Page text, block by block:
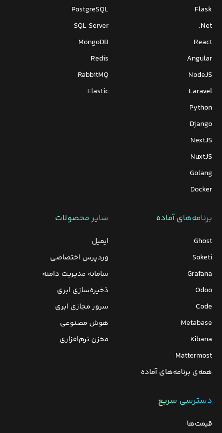
Flask
Net.
React
Angular
NodeJS
Laravel
Python
Django
NextJS
NuxtJS
Golang
Docker
PostgreSQL
SQL Server
MongoDB
Redis
RabbitMQ
Elastic
برنامه‌های‌ آماده
Ghost
Soketi
Grafana
Odoo
Code
Metabase
Kibana
Mattermost
همه‌ی برنامه‌های آماده
سایر محصولات
ایمیل
وردپرس‌ اختصاصی
سامانه مدیریت دامنه
ذخیره‌سازی ابری
سرور مجازی ابری
هوش مصنوعی
مخزن نرم‌افزاری
دسترسی سریع
قیمت‌ها